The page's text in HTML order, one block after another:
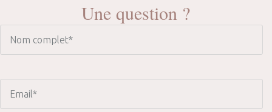
Une question ?